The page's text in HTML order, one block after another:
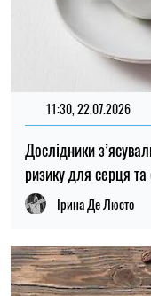
11:30, 22.07.2026
Дослідники
ризику для серця
Ірина Де Люсто